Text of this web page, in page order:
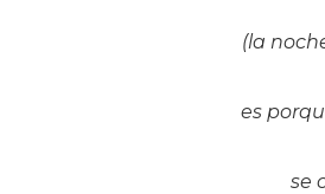
(la
es
se